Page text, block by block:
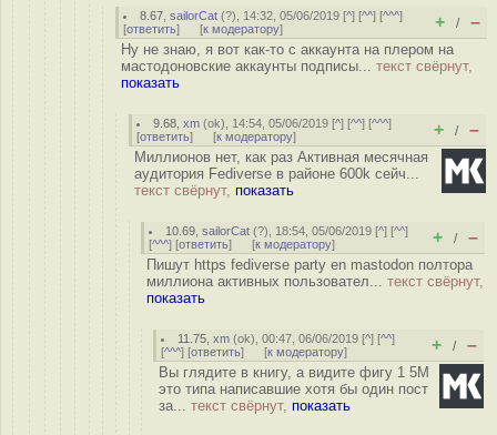
8.67 ,sailorCat (?), 14:32, 05/06/2019 [^] [^^] [^^^]
[ответить] [к модератору] + / –
Ну не знаю, я вот как-то с аккаунта на плером на
мастодоновские аккаунты подписы... текст свёрнут,
показать
9.68 ,xm (ok), 14:54, 05/06/2019 [^] [^^] [^^^]
[ответить] [к модератору] + / –
Миллионов нет, как раз Активная месячная
аудитория Fediverse в районе 600k сейч...
текст свёрнут, показать
10.69 ,sailorCat (?), 18:54, 05/06/2019 [^] [^^]
[^^^] [ответить] [к модератору] + / –
Пишут https fediverse party en mastodon полтора
миллиона активных пользовател... текст свёрнут,
показать
11.75 ,xm (ok), 00:47, 06/06/2019 [^] [^^]
[^^^] [ответить] [к модератору] + / –
Вы глядите в книгу, а видите фигу 1 5M
это типа написавшие хотя бы один пост
за... текст свёрнут, показать